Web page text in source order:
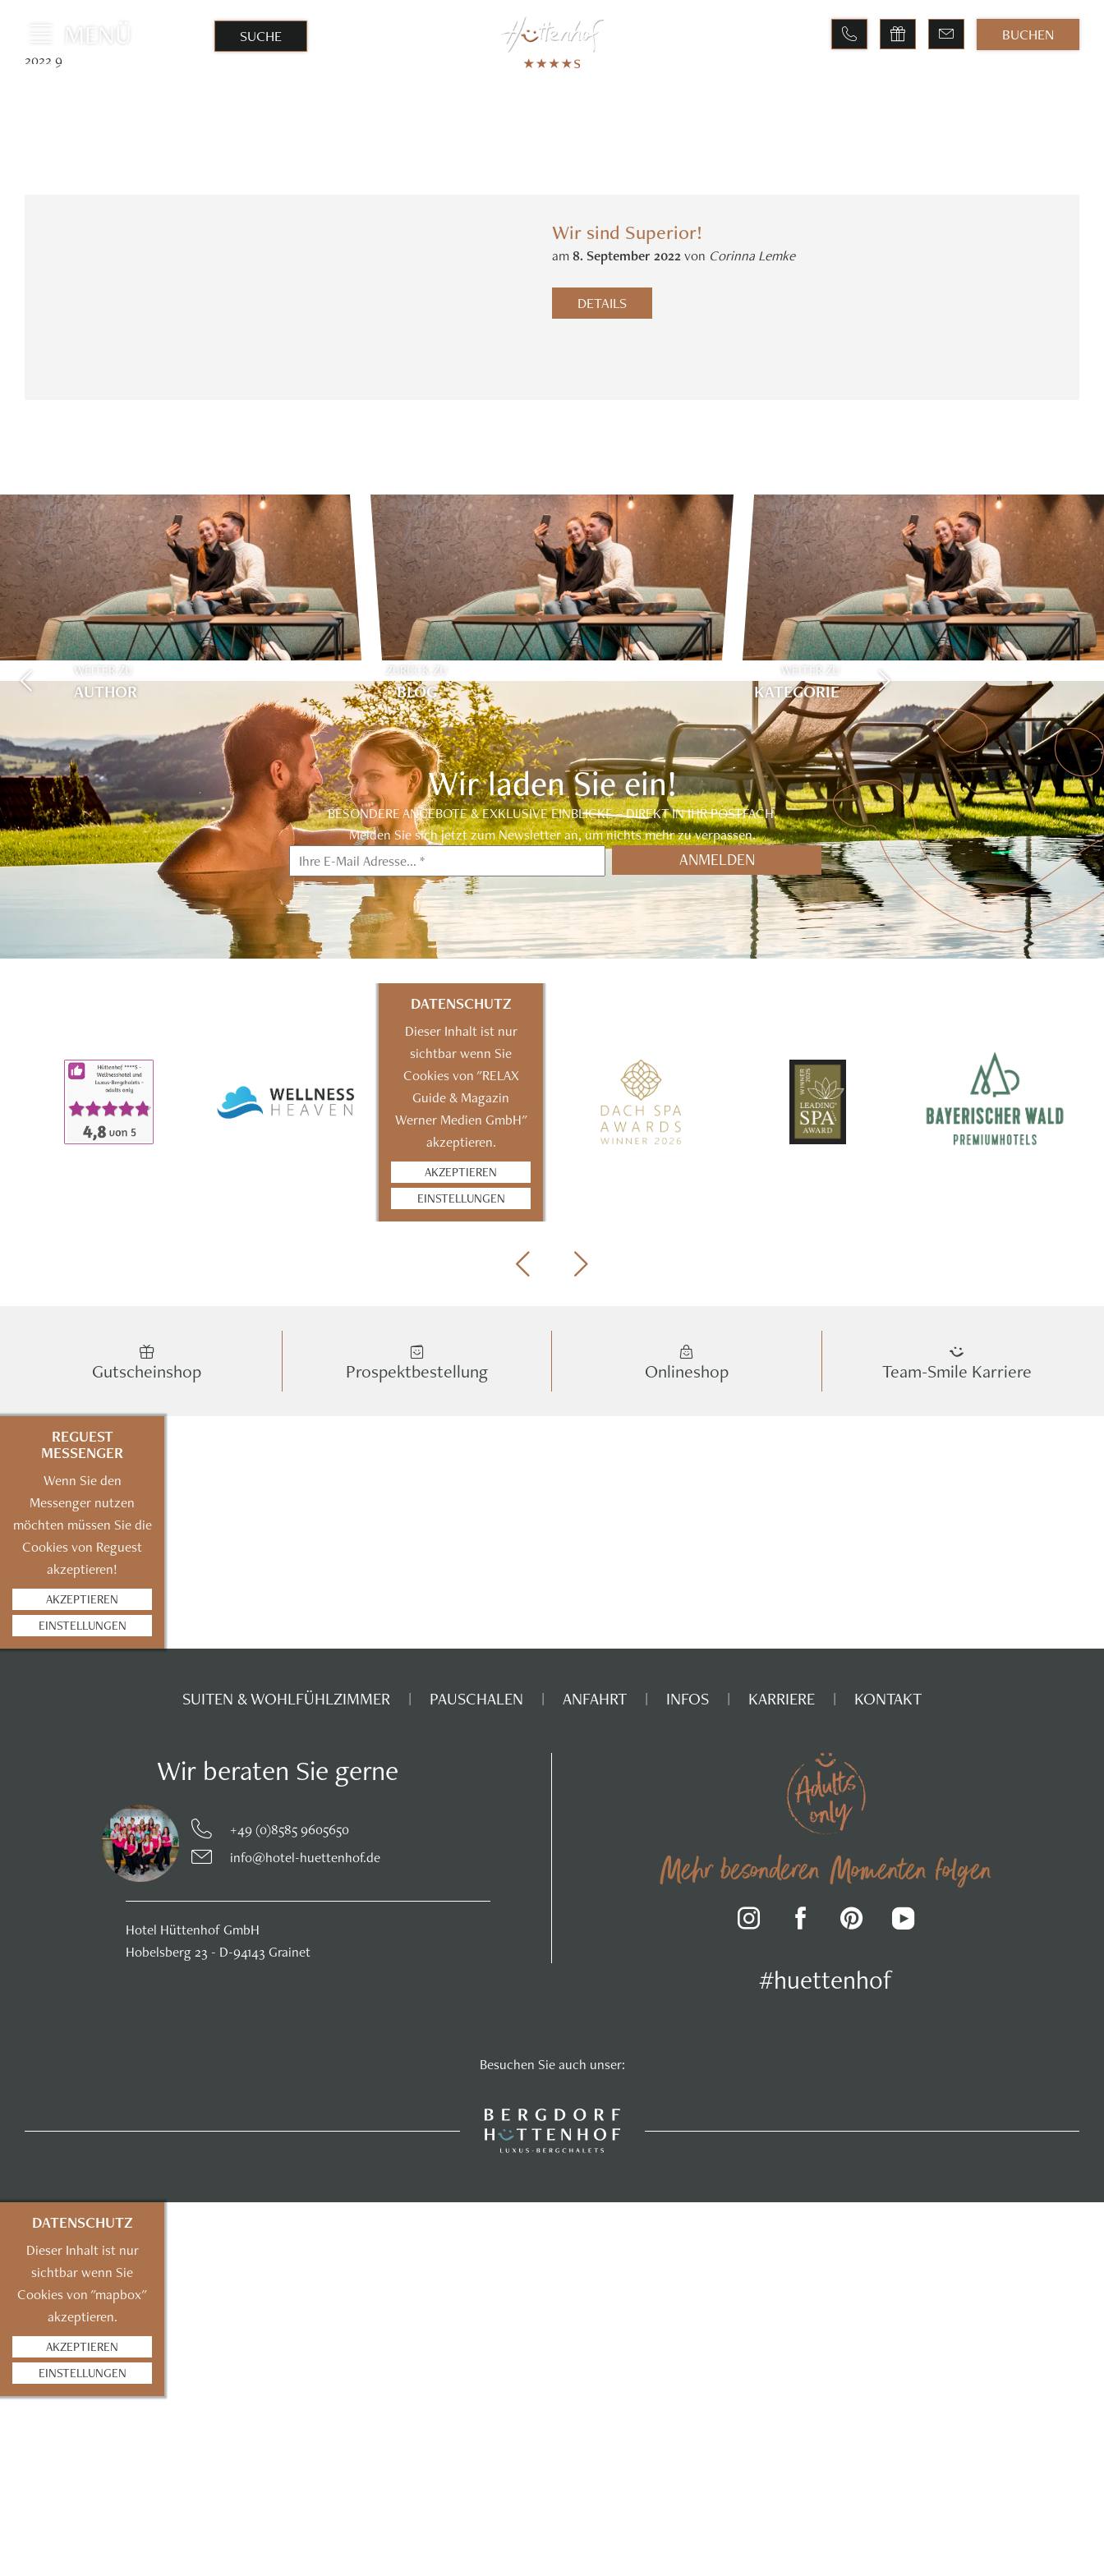
MENÜ SUCHE BUCHEN
2022 9
Wir sind Superior!
am8. September 2022von Corinna Lemke
DETAILS
WEITER ZU
AUTHOR
ZURÜCK ZU
BLOG
WEITER ZU
KATEGORIE
Wir laden Sie ein!
BESONDERE ANGEBOTE & EXKLUSIVE EINBLICKE – DIREKT IN IHR POSTFACH.
Melden Sie sich jetzt zum Newsletter an, um nichts mehr zu verpassen.
DATENSCHUTZ
Dieser Inhalt ist nur
sichtbar wenn Sie
Cookies von "RELAX
Guide & Magazin
Werner Medien GmbH"
akzeptieren.
AKZEPTIEREN
EINSTELLUNGEN
Gutscheinshop Prospektbestellung Onlineshop Team-Smile Karriere
REGUEST
MESSENGER
Wenn Sie den
Messenger nutzen
möchten müssen Sie die
Cookies von Reguest
akzeptieren!
AKZEPTIEREN
EINSTELLUNGEN
SUITEN & WOHLFÜHLZIMMER PAUSCHALEN ANFAHRT INFOS KARRIERE KONTAKT
Wir beraten Sie gerne
+49 (0)8585 9605650
info@hotel-huettenhof.de
Hotel Hüttenhof GmbH
Hobelsberg 23 - D-94143 Grainet
Mehr besonderen Momenten folgen
#huettenhof
Besuchen Sie auch unser:
DATENSCHUTZ
Dieser Inhalt ist nur
sichtbar wenn Sie
Cookies von "mapbox"
akzeptieren.
AKZEPTIEREN
EINSTELLUNGEN